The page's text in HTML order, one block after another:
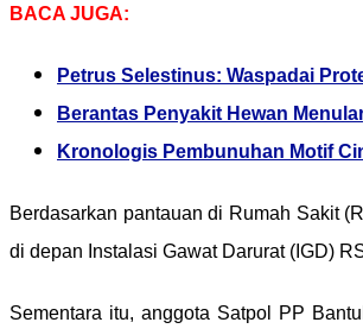
BACA JUGA:
Petrus Selestinus: Waspadai
Berantas Penyakit Hewan
Kronologis Pembunuhan Motif
Berdasarkan pantauan di Rumah Sakit
di depan Instalasi Gawat Darurat (IGD)
Sementara itu, anggota Satpol PP